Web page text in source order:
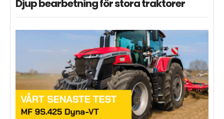
Djup bearbetning för stora traktorer